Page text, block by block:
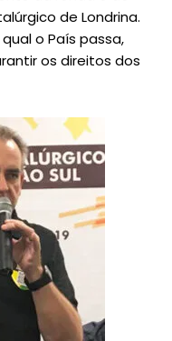
de Londrina.
o País passa,
os direitos dos